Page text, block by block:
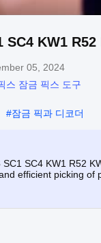
SC4 KW1
05, 2024
스 잠금 픽스 도구
#잠금 픽과 디코더
SC4 KW1 R52
efficient picking